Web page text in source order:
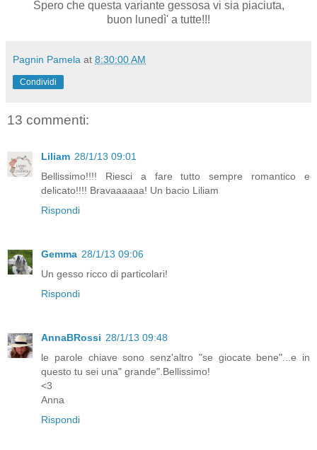
Spero che questa variante gessosa vi sia piaciuta,
buon lunedì' a tutte!!!
Pagnin Pamela at 8:30:00 AM
Condividi
13 commenti:
Liliam 28/1/13 09:01
Bellissimo!!!! Riesci a fare tutto sempre romantico e
delicato!!!! Bravaaaaaa! Un bacio Liliam
Rispondi
Gemma 28/1/13 09:06
Un gesso ricco di particolari!
Rispondi
AnnaBRossi 28/1/13 09:48
le parole chiave sono senz'altro "se giocate bene"...e in
questo tu sei una" grande".Bellissimo!
<3
Anna
Rispondi